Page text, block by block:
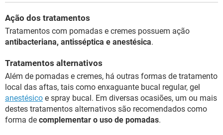
Ação dos tratamentos
Tratamentos com pomadas e cremes possuem ação
antibacteriana, antisséptica e anestésica.
Tratamentos alternativos
Além de pomadas e cremes, há outras formas de tratamento
local das aftas, tais como enxaguante bucal regular, gel
anestésico e spray bucal. Em diversas ocasiões, um ou mais
destes tratamentos alternativos são recomendados como
forma de complementar o uso de pomadas.